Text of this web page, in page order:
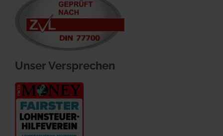
Unser Versprechen